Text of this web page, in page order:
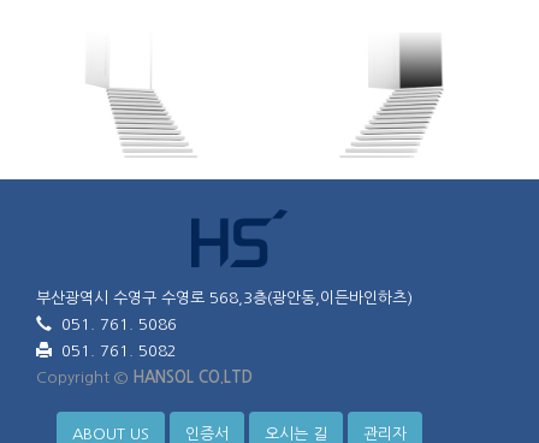
부산광역시 수영구 수영로 568,3층(광안동,이든바인하츠)
051. 761. 5086
051. 761. 5082
Copyright © HANSOL CO.LTD
ABOUT US 인증서 오시는 길 관리자